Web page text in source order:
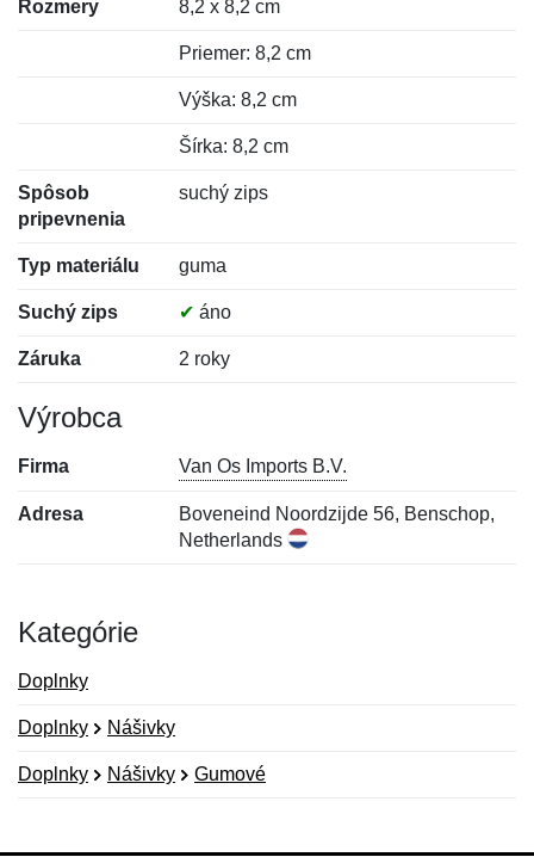
Rozmery 8,2 x 8,2 cm
Priemer: 8,2 cm
Výška: 8,2 cm
Šírka: 8,2 cm
Spôsob
pripevnenia
suchý zips
Typ materiálu guma
Suchý zips ✔ áno
Záruka 2 roky
Výrobca
Firma Van Os Imports B.V.
Adresa
Boveneind Noordzijde 56, Benschop,
Netherlands
Kategórie
Doplnky
Doplnky Nášivky
Doplnky Nášivky Gumové